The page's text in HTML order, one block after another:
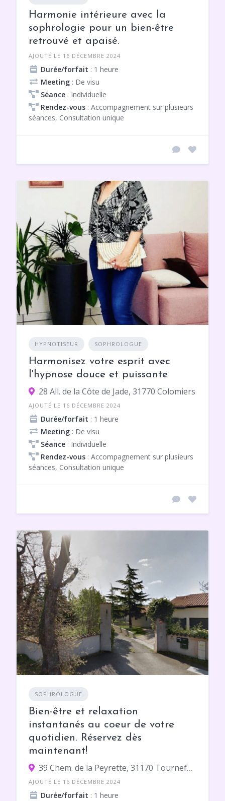
Harmonie intérieure avec la
sophrologie pour un bien-être
retrouvé et apaisé.
AJOUTÉ LE 16 DÉCEMBRE 2024
Durée/forfait : 1 heure
Meeting : De visu
Séance : Individuelle
Rendez-vous : Accompagnement sur plusieurs
séances, Consultation unique
HYPNOTISEUR SOPHROLOGUE
Harmonisez votre esprit avec
l'hypnose douce et puissante
28 All. de la Côte de Jade, 31770 Colomiers
AJOUTÉ LE 16 DÉCEMBRE 2024
Durée/forfait : 1 heure
Meeting : De visu
Séance : Individuelle
Rendez-vous : Accompagnement sur plusieurs
séances, Consultation unique
SOPHROLOGUE
Bien-être et relaxation
instantanés au coeur de votre
quotidien. Réservez dès
maintenant!
39 Chem. de la Peyrette, 31170 Tournefeuille
AJOUTÉ LE 16 DÉCEMBRE 2024
Durée/forfait : 1 heure